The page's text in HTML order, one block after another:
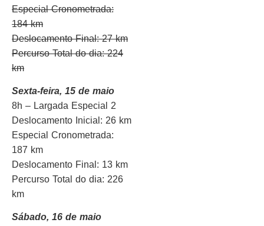
Especial Cronometrada:
184 km
Deslocamento Final: 27 km
Percurso Total do dia: 224
km
Sexta-feira, 15 de maio
8h – Largada Especial 2
Deslocamento Inicial: 26 km
Especial Cronometrada:
187 km
Deslocamento Final: 13 km
Percurso Total do dia: 226
km
Sábado, 16 de maio